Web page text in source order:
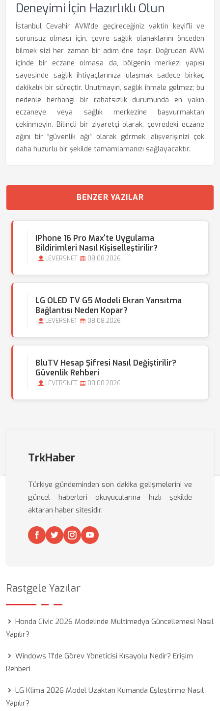
Deneyimi İçin Hazırlıklı Olun
İstanbul Cevahir AVM'de geçireceğiniz vaktin keyifli ve
sorunsuz olması için, çevre sağlık olanaklarını önceden
bilmek sizi her zaman bir adım öne taşır. Doğrudan AVM
içinde bir eczane olmasa da, bölgenin merkezi yapısı
sayesinde sağlık ihtiyaçlarınıza ulaşmak sadece birkaç
dakikalık bir süreçtir. Unutmayın, sağlık ihmale gelmez; bu
nedenle herhangi bir rahatsızlık durumunda en yakın
eczaneye veya sağlık merkezine başvurmaktan
çekinmeyin. Bilinçli bir ziyaretçi olarak, çevredeki eczane
ağını bir "güvenlik ağı" olarak görmek, alışverişinizi çok
daha huzurlu bir şekilde tamamlamanızı sağlayacaktır.
BENZER YAZILAR
IPhone 16 Pro Max'te Uygulama
Bildirimleri Nasıl Kişiselleştirilir?
LEVERSNET 08.08.2026
LG OLED TV G5 Modeli Ekran Yansıtma
Bağlantısı Neden Kopar?
LEVERSNET 08.08.2026
BluTV Hesap Şifresi Nasıl Değiştirilir?
Güvenlik Rehberi
LEVERSNET 08.08.2026
TrkHaber
Türkiye gündeminden son dakika gelişmelerini ve
güncel haberleri okuyucularına hızlı şekilde
aktaran haber sitesidir.
Rastgele Yazılar
Honda Civic 2026 Modelinde Multimedya Güncellemesi Nasıl
Yapılır?
Windows 11'de Görev Yöneticisi Kısayolu Nedir? Erişim
Rehberi
LG Klima 2026 Model Uzaktan Kumanda Eşleştirme Nasıl
Yapılır?